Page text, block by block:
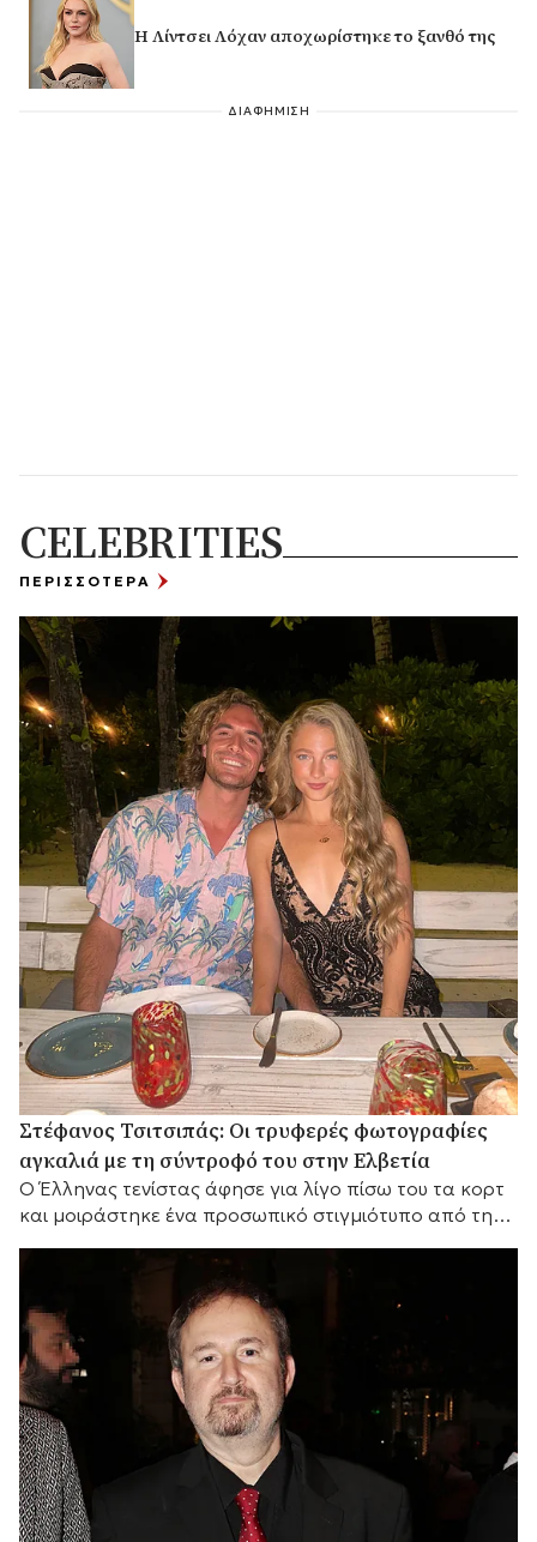
Η Λίντσει Λόχαν αποχωρίστηκε το ξανθό της
ΔΙΑΦΗΜΙΣΗ
CELEBRITIES
ΠΕΡΙΣΣΟΤΕΡΑ
Στέφανος Τσιτσιπάς: Οι τρυφερές φωτογραφίες
αγκαλιά με τη σύντροφό του στην Ελβετία
Ο Έλληνας τενίστας άφησε για λίγο πίσω του τα κορτ
και μοιράστηκε ένα προσωπικό στιγμιότυπο από την